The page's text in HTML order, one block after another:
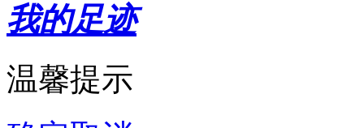
我的足迹
温馨提示